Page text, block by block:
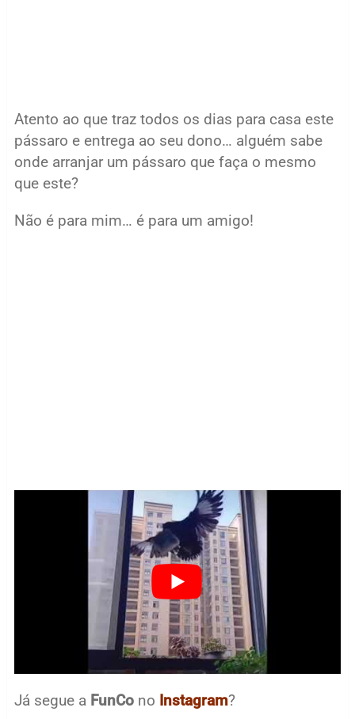
Atento ao que traz todos os dias para casa este
pássaro e entrega ao seu dono… alguém sabe
onde arranjar um pássaro que faça o mesmo
que este?
Não é para mim… é para um amigo!
Já segue a FunCono Instagram?